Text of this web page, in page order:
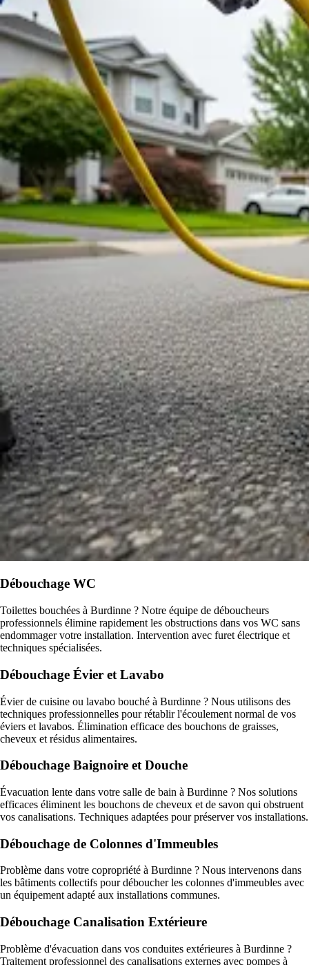
Débouchage WC
Toilettes bouchées à Burdinne ? Notre équipe de déboucheurs
professionnels élimine rapidement les obstructions dans vos WC sans
endommager votre installation. Intervention avec furet électrique et
techniques spécialisées.
Débouchage Évier et Lavabo
Évier de cuisine ou lavabo bouché à Burdinne ? Nous utilisons des
techniques professionnelles pour rétablir l'écoulement normal de vos
éviers et lavabos. Élimination efficace des bouchons de graisses,
cheveux et résidus alimentaires.
Débouchage Baignoire et Douche
Évacuation lente dans votre salle de bain à Burdinne ? Nos solutions
efficaces éliminent les bouchons de cheveux et de savon qui obstruent
vos canalisations. Techniques adaptées pour préserver vos installations.
Débouchage de Colonnes d'Immeubles
Problème dans votre copropriété à Burdinne ? Nous intervenons dans
les bâtiments collectifs pour déboucher les colonnes d'immeubles avec
un équipement adapté aux installations communes.
Débouchage Canalisation Extérieure
Problème d'évacuation dans vos conduites extérieures à Burdinne ?
Traitement professionnel des canalisations externes avec pompes à